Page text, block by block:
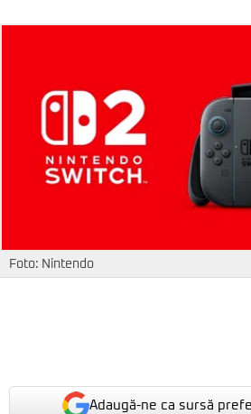
Foto: Nintendo
Adaugă-ne ca sursă